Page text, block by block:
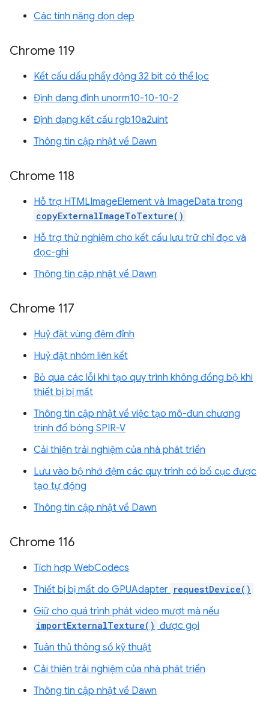
Các tính năng dọn dẹp
Chrome 119
Kết cấu dấu phẩy động 32 bit có thể lọc
Định dạng đỉnh unorm10-10-10-2
Định dạng kết cấu rgb10a2uint
Thông tin cập nhật về Dawn
Chrome 118
Hỗ trợ HTMLImageElement và ImageData trong
copyExternalImageToTexture()
Hỗ trợ thử nghiệm cho kết cấu lưu trữ chỉ đọc và
đọc-ghi
Thông tin cập nhật về Dawn
Chrome 117
Huỷ đặt vùng đệm đỉnh
Huỷ đặt nhóm liên kết
Bỏ qua các lỗi khi tạo quy trình không đồng bộ khi
thiết bị bị mất
Thông tin cập nhật về việc tạo mô-đun chương
trình đổ bóng SPIR-V
Cải thiện trải nghiệm của nhà phát triển
Lưu vào bộ nhớ đệm các quy trình có bố cục được
tạo tự động
Thông tin cập nhật về Dawn
Chrome 116
Tích hợp WebCodecs
Thiết bị bị mất do GPUAdapter requestDevice()
Giữ cho quá trình phát video mượt mà nếu
importExternalTexture() được gọi
Tuân thủ thông số kỹ thuật
Cải thiện trải nghiệm của nhà phát triển
Thông tin cập nhật về Dawn